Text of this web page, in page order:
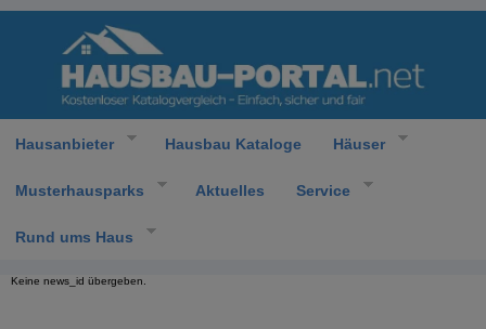
Hausanbieter Hausbau Kataloge Häuser
Musterhausparks Aktuelles Service
Rund ums Haus
Keine news_id übergeben.